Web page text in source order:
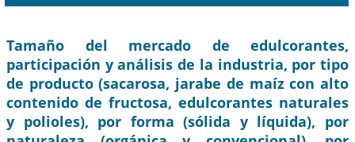
Tamaño del mercado de edulcorantes,
participación y análisis de la industria, por tipo
de producto (sacarosa, jarabe de maíz con alto
contenido de fructosa, edulcorantes naturales
y polioles), por forma (sólida y líquida), por